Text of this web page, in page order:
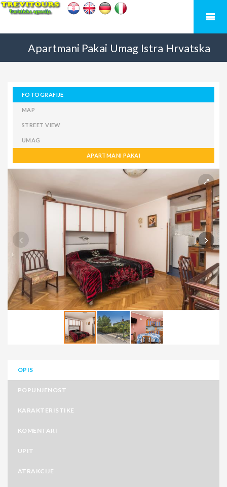
Apartmani Pakai Umag Istra Hrvatska
FOTOGRAFIJE
MAP
STREET VIEW
UMAG
APARTMANI PAKAI
OPIS
POPUNJENOST
KARAKTERISTIKE
KOMENTARI
UPIT
ATRAKCIJE